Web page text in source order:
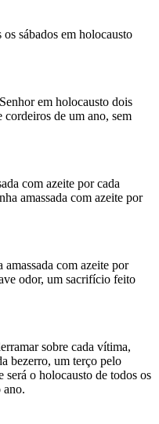
sábados em holocausto
em holocausto dois
cordeiros de um ano, sem
com azeite por cada
amassada com azeite por
com azeite por
odor, um sacrifício feito
sobre cada vítima,
bezerro, um terço pelo
o holocausto de todos os
ano.